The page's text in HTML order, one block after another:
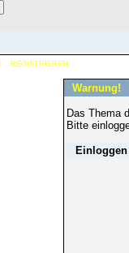
REGISTRIEREN
Warnung!
Das Thema
Bitte
Einloggen